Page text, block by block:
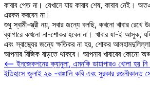
কাবাব পেত না। যেখানে যায় কাবাব শেষ, কাবাব নেই।
এরকম করবেন না।
শুধু স্বামী-স্ত্রী নয়, সবার জন্যে বলছি, কখনো খাবার রেখে
ব্যাপারে কখনো না-শোকর হবেন না। খাবার যা-ই আসুক,
এবং স্বাস্থ্যের জন্যে ক্ষতিকর না হয়, শোকর
আপনার রিজিক বাড়তে থাকবে। আপনার খাবারের কোনো
Post
navigation
⟵ ইনজেকশনের ক্যানুলা, এমনকি ডায়াপারও খোলা হয় নি
ইতিহাসে জুলাই ২৬ -বাঙালি কবি এবং সুরকার রজনীকান্ত